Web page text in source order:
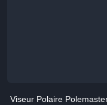
Viseur Polaire